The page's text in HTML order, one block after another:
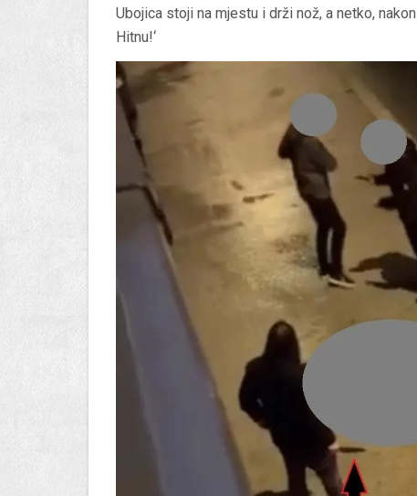
Ubojica stoji na mjestu i drži nož, a netko,
Hitnu!‘